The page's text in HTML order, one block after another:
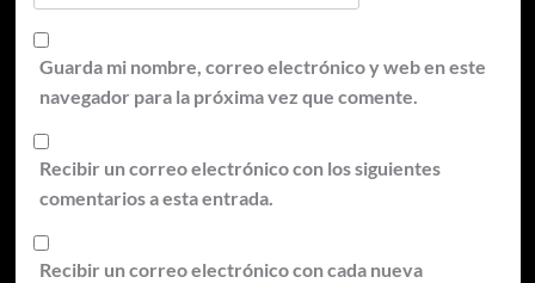
Guarda mi nombre, correo electrónico y web en este
navegador para la próxima vez que comente.
Recibir un correo electrónico con los siguientes
comentarios a esta entrada.
Recibir un correo electrónico con cada nueva